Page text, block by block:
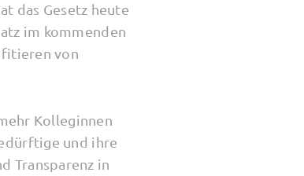
das Gesetz heute
im kommenden
von
Kolleginnen
und ihre
Transparenz in